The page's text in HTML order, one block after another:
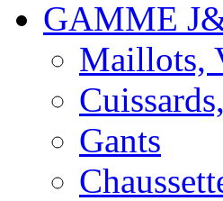
GAMME
Maillots,
Gants